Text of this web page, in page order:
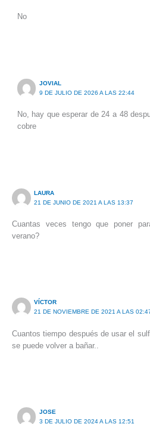
No
JOVIAL
9 DE JULIO DE 2026 A LAS 22:44
No, hay que esperar de 24 a 48
cobre
LAURA
21 DE JUNIO DE 2021 A LAS 13:37
Cuantas veces tengo que poner
verano?
VÍCTOR
21 DE NOVIEMBRE DE 2021 A LAS
Cuantos tiempo después de usar el
se puede volver a bañar..
JOSE
3 DE JULIO DE 2024 A LAS 12:51